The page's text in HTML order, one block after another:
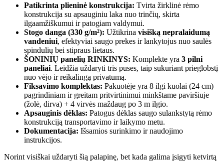
Patikrinta plieninė konstrukcija: Tvirta žirklinė rėmo
konstrukcija su apsauginiu laka nuo trinčių, skirta
ilgaamžiškumui ir patogiam valdymui.
Stogo danga (330 g/m²): Užtikrina visišką nepralaidumą
vandeniui, efektyviai saugo prekes ir lankytojus nuo saulės
spindulių bei stipraus lietaus.
ŠONINIŲ panelių RINKINYS: Komplekte yra 3 pilni
paneliai. Leidžia uždaryti tris puses, taip sukuriant prieglobstį
nuo vėjo ir reikalingą privatumą.
Fiksavimo komplektas: Pakuotėje yra 8 ilgi kuolai (24 cm)
pagrindiniam ir greitam pritvirtinimui minkštame paviršiuje
(žolė, dirva) + 4 virvės maždaug po 3 m ilgio.
Apsauginis dėklas: Patogus dėklas saugo sulankstytą rėmo
konstrukciją transportavimo ir laikymo metu.
Dokumentacija: Išsamios surinkimo ir naudojimo
instrukcijos.
Norint visiškai uždaryti šią palapinę, bet kada galima įsigyti ketvirtą